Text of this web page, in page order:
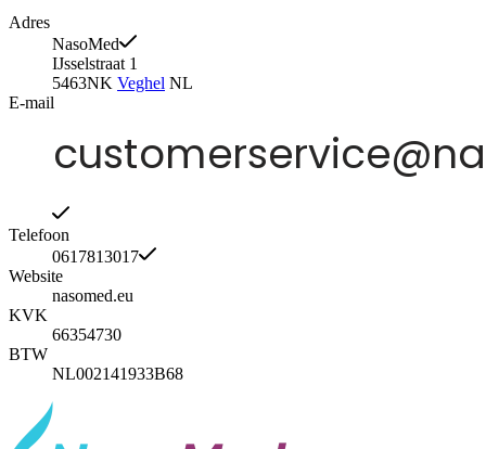
Adres
NasoMed
IJsselstraat 1
5463NK Veghel NL
E-mail
Telefoon
0617813017
Website
nasomed.eu
KVK
66354730
BTW
NL002141933B68